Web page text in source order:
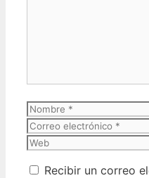
Nombre
Recibir un correo